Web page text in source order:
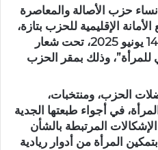
حزب الأصالة والمعاصرة
الإقليمية للحزب بتازة،
للمرأة”، وذلك بمقر الحزب
الحزب، ومنتخبات،
في أجواء طبعتها الجدية
المرتبطة بالشأن
المرأة من أدوار ريادية